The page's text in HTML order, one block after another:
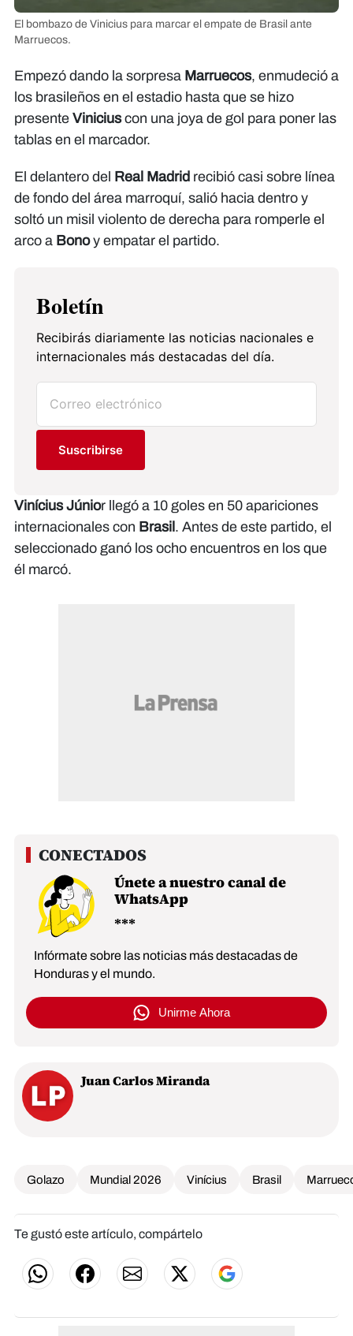
El bombazo de Vinicius para marcar el empate de Brasil ante
Marruecos.
Empezó dando la sorpresa Marruecos, enmudeció a
los brasileños en el estadio hasta que se hizo
presente Viniciuscon una joya de gol para poner las
tablas en el marcador.
El delantero del Real Madrid recibió casi sobre línea
de fondo del área marroquí, salió hacia dentro y
soltó un misil violento de derecha para romperle el
arco a Bonoy empatar el partido.
Boletín
Recibirás diariamente las noticias nacionales e
internacionales más destacadas del día.
Suscribirse
Vinícius Júnior llegó a 10 goles en 50 apariciones
internacionales con Brasil. Antes de este partido, el
seleccionado ganó los ocho encuentros en los que
él marcó.
Únete a nuestro canal de
WhatsApp
Infórmate sobre las noticias más destacadas de
Honduras y el mundo.
Unirme Ahora
Juan Carlos Miranda
Golazo Mundial 2026 Vinícius Brasil
Te gustó este artículo, compártelo